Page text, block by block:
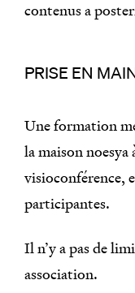
contenus a
PRISE EN
Une formation
la maison noesya
visioconférence,
participantes.
Il n’y a pas de
association.